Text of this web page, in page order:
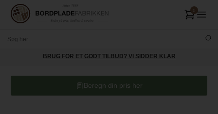
BRUG FOR ET GODT TILBUD? VI SIDDER KLAR
Beregn din pris her